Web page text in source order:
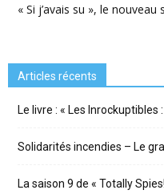
« Si j’avais su », le
Articles récents
Le livre : « Les Inrockuptibles
Solidarités incendies – Le
La saison 9 de « Totally